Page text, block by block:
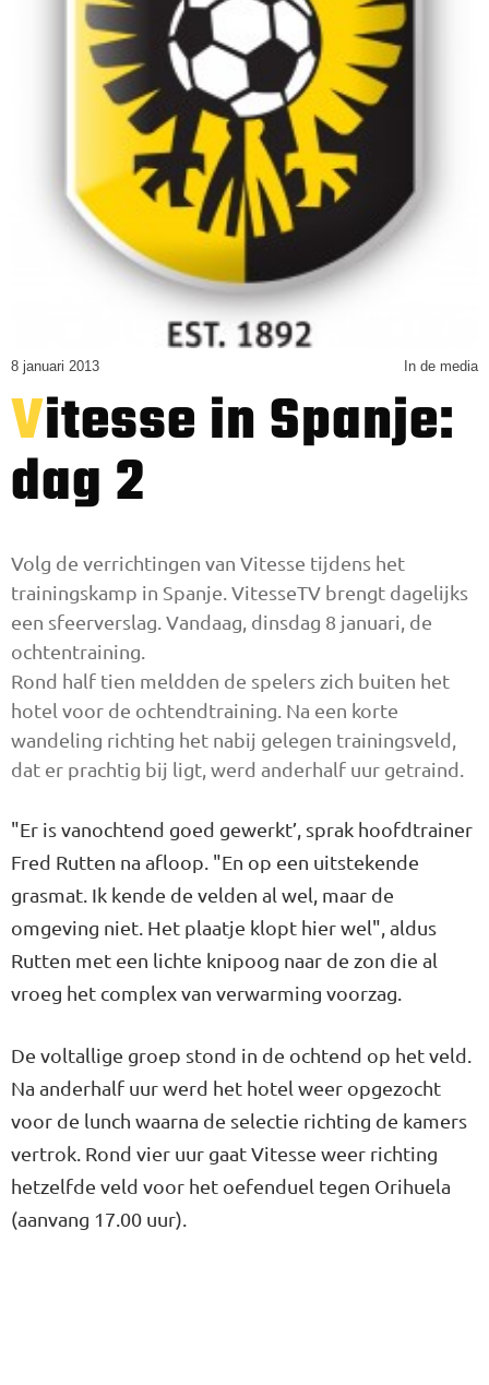
8 januari 2013 In de media
Vitesse in Spanje:
dag 2
Volg de verrichtingen van Vitesse tijdens het
trainingskamp in Spanje. VitesseTV brengt dagelijks
een sfeerverslag. Vandaag, dinsdag 8 januari, de
ochtentraining.
Rond half tien meldden de spelers zich buiten het
hotel voor de ochtendtraining. Na een korte
wandeling richting het nabij gelegen trainingsveld,
dat er prachtig bij ligt, werd anderhalf uur getraind.
"Er is vanochtend goed gewerkt’, sprak hoofdtrainer
Fred Rutten na afloop. "En op een uitstekende
grasmat. Ik kende de velden al wel, maar de
omgeving niet. Het plaatje klopt hier wel", aldus
Rutten met een lichte knipoog naar de zon die al
vroeg het complex van verwarming voorzag.
De voltallige groep stond in de ochtend op het veld.
Na anderhalf uur werd het hotel weer opgezocht
voor de lunch waarna de selectie richting de kamers
vertrok. Rond vier uur gaat Vitesse weer richting
hetzelfde veld voor het oefenduel tegen Orihuela
(aanvang 17.00 uur).